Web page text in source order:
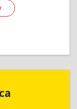
бизнеса